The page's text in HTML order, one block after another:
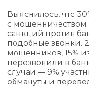
Выяснилось, что
с мошенничеством
санкций против
подобные звонки.
мошенников, 15%
перезвонили в
случаи — 9%
обмануты и